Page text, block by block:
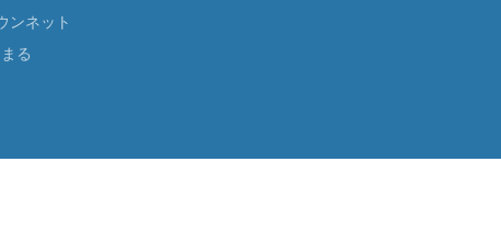
ンネット
る